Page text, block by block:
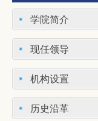
学院简介
现任领导
机构设置
历史沿革